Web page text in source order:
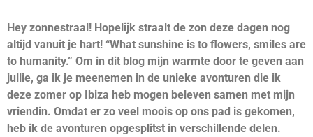
Hey zonnestraal! Hopelijk straalt de zon deze dagen nog
altijd vanuit je hart! “What sunshine is to flowers, smiles are
to humanity.” Om in dit blog mijn warmte door te geven aan
jullie, ga ik je meenemen in de unieke avonturen die ik
deze zomer op Ibiza heb mogen beleven samen met mijn
vriendin. Omdat er zo veel moois op ons pad is gekomen,
heb ik de avonturen opgesplitst in verschillende delen.